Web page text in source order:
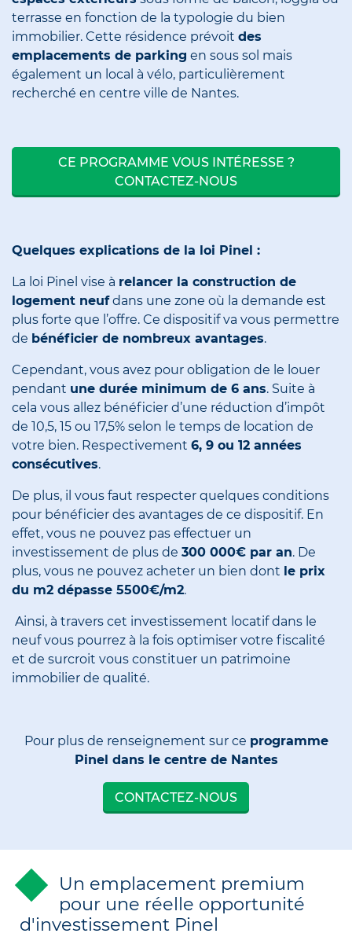
terrasse en fonction de la typologie du bien
immobilier. Cette résidence prévoit des
emplacements de parking en sous sol mais
également un local à vélo, particulièrement
recherché en centre ville de Nantes.
CE PROGRAMME VOUS INTÉRESSE ?
CONTACTEZ-NOUS
Quelques explications de la loi Pinel :
La loi Pinel vise à relancer la construction de
logement neufdans une zone où la demande est
plus forte que l’offre. Ce dispositif va vous permettre
de bénéficier de nombreux avantages.
Cependant, vous avez pour obligation de le louer
pendant une durée minimum de 6 ans. Suite à
cela vous allez bénéficier d’une réduction d’impôt
de 10,5, 15 ou 17,5% selon le temps de location de
votre bien. Respectivement 6, 9 ou 12 années
consécutives.
De plus, il vous faut respecter quelques conditions
pour bénéficier des avantages de ce dispositif. En
effet, vous ne pouvez pas effectuer un
investissement de plus de 300 000€ par an. De
plus, vous ne pouvez acheter un bien dont le prix
du m2 dépasse 5500€/m2.
Ainsi, à travers cet investissement locatif dans le
neuf vous pourrez à la fois optimiser votre fiscalité
et de surcroit vous constituer un patrimoine
immobilier de qualité.
Pour plus de renseignement sur ce programme
Pinel dans le centre de Nantes
CONTACTEZ-NOUS
Un emplacement premium
pour une réelle opportunité
d'investissement Pinel